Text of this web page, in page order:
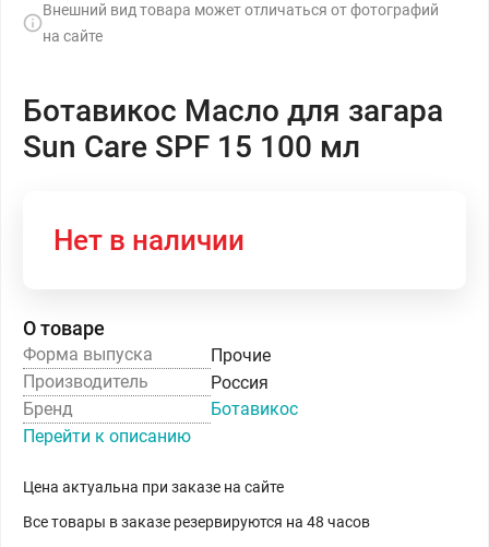
Внешний вид товара может отличаться от фотографий
на сайте
Ботавикос Масло для загара
Sun Care SPF 15 100 мл
Нет в наличии
О товаре
Форма выпуска
Прочие
Производитель
Россия
Бренд
Ботавикос
Перейти к описанию
Цена актуальна при заказе на сайте
Все товары в заказе резервируются на 48 часов